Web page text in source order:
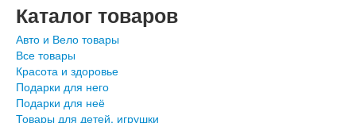
Каталог товаров
Авто и Вело товары
Все товары
Красота и здоровье
Подарки для него
Подарки для неё
Товары для детей, игрушки